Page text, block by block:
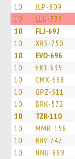
10 JLP-809
10 LLU-336
10 FLJ-692
10 XRS-750
10 EVO-696
10 ERT-635
10 CMX-668
10 GPZ-511
10 BRK-572
10 TZR-110
10 MMB-156
10 BRV-747
10 NNU-869